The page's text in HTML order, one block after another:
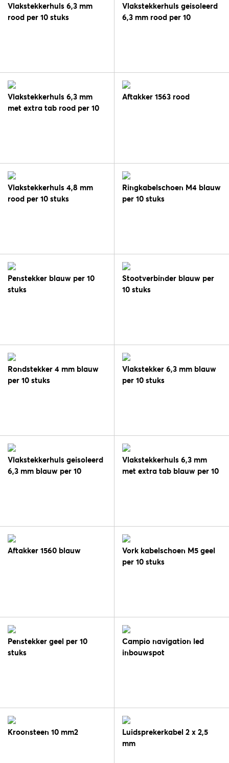
Vlakstekkerhuls 6,3 mm
rood per 10 stuks
Vlakstekkerhuls geisoleerd
6,3 mm rood per 10
Vlakstekkerhuls 6,3 mm
met extra tab rood per 10
Aftakker 1563 rood
Vlakstekkerhuls 4,8 mm
rood per 10 stuks
Ringkabelschoen M4 blauw
per 10 stuks
Penstekker blauw per 10
stuks
Stootverbinder blauw per
10 stuks
Rondstekker 4 mm blauw
per 10 stuks
Vlakstekker 6,3 mm blauw
per 10 stuks
Vlakstekkerhuls geisoleerd
6,3 mm blauw per 10
Vlakstekkerhuls 6,3 mm
met extra tab blauw per 10
Aftakker 1560 blauw
Vork kabelschoen M5 geel
per 10 stuks
Penstekker geel per 10
stuks
Campio navigation led
inbouwspot
Kroonsteen 10 mm2
Luidsprekerkabel 2 x 2,5
mm